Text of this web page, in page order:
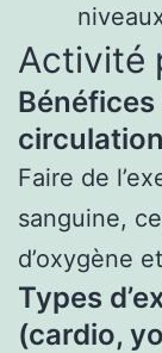
Activité
Faire de
sanguine,
d’oxygène
Types
(cardio,